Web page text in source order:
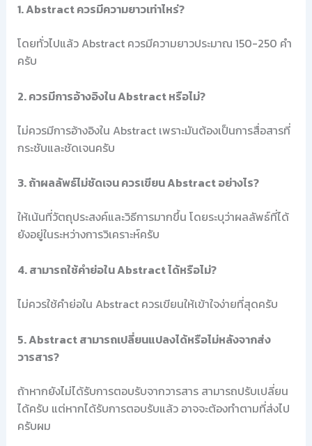
1. Abstract ควรมีความยาวเท่าไหร่?
โดยทั่วไปแล้ว Abstract ควรมีความยาวประมาณ 150-250 คำ
ครับ
2. ควรมีการอ้างอิงใน Abstract หรือไม่?
ไม่ควรมีการอ้างอิงใน Abstract เพราะมันต้องเป็นการสื่อสารที่
กระชับและชัดเจนครับ
3. ถ้าผลลัพธ์ไม่ชัดเจน ควรเขียน Abstract อย่างไร?
ให้เน้นที่วัตถุประสงค์และวิธีการมากขึ้น โดยระบุว่าผลลัพธ์ที่ได้
ยังอยู่ในระหว่างการวิเคราะห์ครับ
4. สามารถใช้คำย่อใน Abstract ได้หรือไม่?
ไม่ควรใช้คำย่อใน Abstract ควรเขียนให้เข้าใจง่ายที่สุดครับ
5. Abstract สามารถเปลี่ยนแปลงได้หรือไม่หลังจากส่ง
วารสาร?
ถ้าหากยังไม่ได้รับการตอบรับจากวารสาร สามารถปรับเปลี่ยน
ได้ครับ แต่หากได้รับการตอบรับแล้ว อาจจะต้องทำตามที่ส่งไป
ครับผม